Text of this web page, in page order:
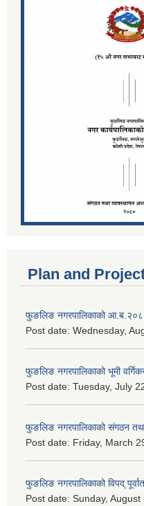
Plan and
फुङलिङ नगरपालिकाको
Post date: Wednesday,
फुङलिङ नगरपालिकाको भूमी
Post date: Tuesday, July
फुङलिङ नगरपालिकाको संगठन
Post date: Friday, March
फुङलिङ नगरपालिकाको विपद्
Post date: Sunday,